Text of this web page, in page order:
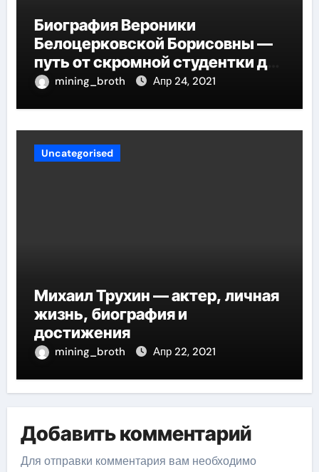
Биография Вероники
Белоцерковской Борисовны —
путь от скромной студентки до
великолепных достижений в
mining_broth Апр 24, 2021
Uncategorised
Михаил Трухин — актер, личная
жизнь, биография и
достижения
mining_broth Апр 22, 2021
Добавить комментарий
Для отправки комментария вам необходимо